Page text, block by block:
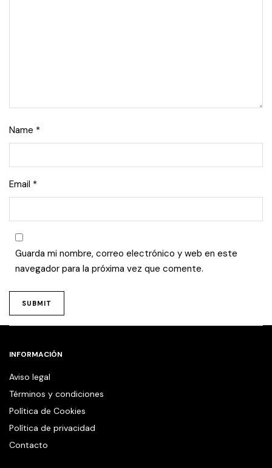
Name *
Email *
Guarda mi nombre, correo electrónico y web en este
navegador para la próxima vez que comente.
INFORMACIÓN
Aviso legal
Términos y condiciones
Política de Cookies
Política de privacidad
Contacto